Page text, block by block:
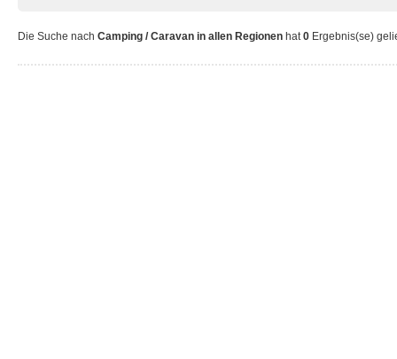
Die Suche nach Camping / Caravan in allen Regionen hat0 Ergebnis(se)